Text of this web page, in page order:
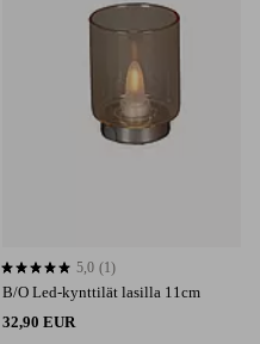
B/O Led-kynttilät lasilla 11cm
32,90 EUR
5,0 perustuen 1 arvosanaan
5,0 (1)